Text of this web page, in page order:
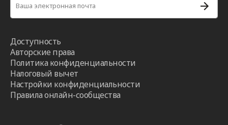
Доступность
Авторские права
Политика конфиденциальности
Налоговый вычет
Настройки конфиденциальности
Правила онлайн-сообщества